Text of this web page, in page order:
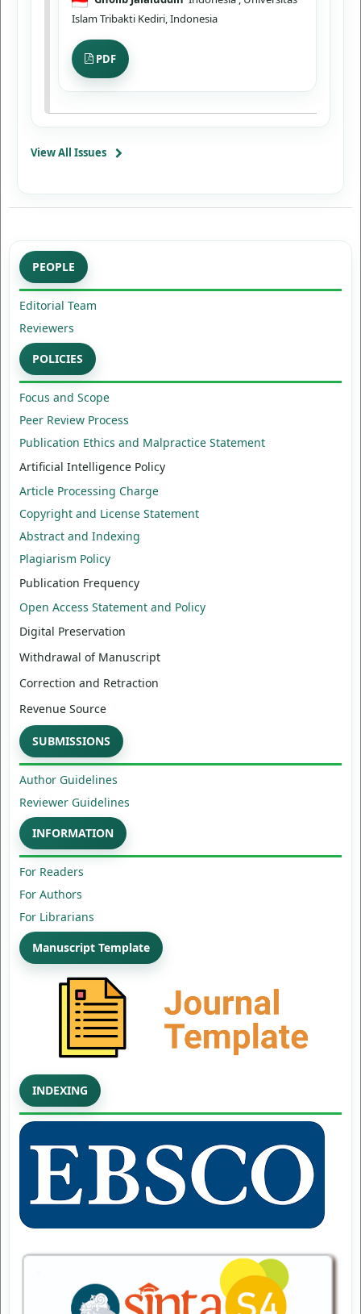
Islam Tribakti Kediri, Indonesia
PDF
View All Issues
PEOPLE
Editorial Team
Reviewers
POLICIES
Focus and Scope
Peer Review Process
Publication Ethics and Malpractice Statement
Artificial Intelligence Policy
Article Processing Charge
Copyright and License Statement
Abstract and Indexing
Plagiarism Policy
Publication Frequency
Open Access Statement and Policy
Digital Preservation
Withdrawal of Manuscript
Correction and Retraction
Revenue Source
SUBMISSIONS
Author Guidelines
Reviewer Guidelines
INFORMATION
For Readers
For Authors
For Librarians
Manuscript Template
INDEXING